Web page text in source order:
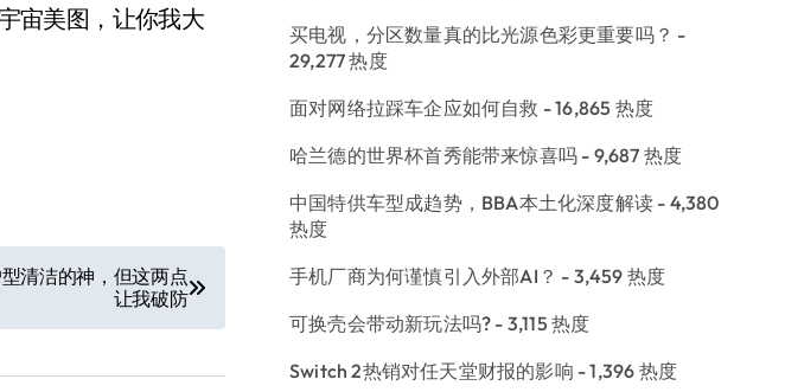
宙美图，让你我大
清洁的神，但这两点
让我破防
买电视，分区数量真的比光源色彩更重要吗？ -
29,277 热度
面对网络拉踩车企应如何自救 - 16,865 热度
哈兰德的世界杯首秀能带来惊喜吗 - 9,687 热度
中国特供车型成趋势，BBA本土化深度解读 - 4,380
热度
手机厂商为何谨慎引入外部AI？ - 3,459 热度
可换壳会带动新玩法吗? - 3,115 热度
Switch 2热销对任天堂财报的影响 - 1,396 热度